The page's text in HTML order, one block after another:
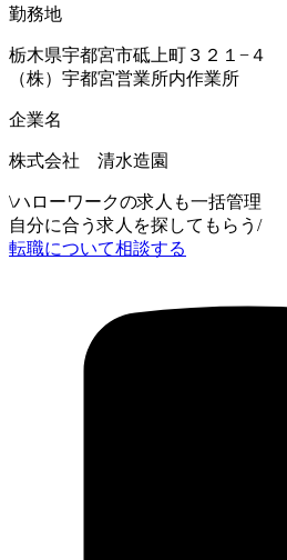
勤務地
栃木県宇都宮市砥上町３２１−４
（株）宇都宮営業所内作業所
企業名
株式会社 清水造園
\ハローワークの求人も一括管理
自分に合う求人を探してもらう /
転職について相談する